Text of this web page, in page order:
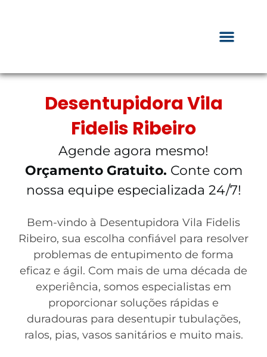
Desentupidora Vila
Fidelis Ribeiro
Agende agora mesmo!
Orçamento Gratuito. Conte com
nossa equipe especializada 24/7!
Bem-vindo à Desentupidora Vila Fidelis
Ribeiro, sua escolha confiável para resolver
problemas de entupimento de forma
eficaz e ágil. Com mais de uma década de
experiência, somos especialistas em
proporcionar soluções rápidas e
duradouras para desentupir tubulações,
ralos, pias, vasos sanitários e muito mais.